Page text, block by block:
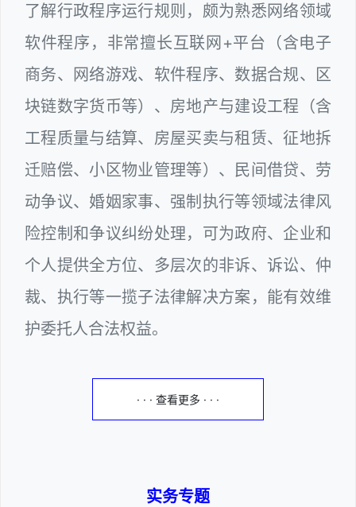
了解行政程序运行规则，颇为熟悉网络领域
软件程序，非常擅长互联网+平台（含电子
商务、网络游戏、软件程序、数据合规、区
块链数字货币等）、房地产与建设工程（含
工程质量与结算、房屋买卖与租赁、征地拆
迁赔偿、小区物业管理等）、民间借贷、劳
动争议、婚姻家事、强制执行等领域法律风
险控制和争议纠纷处理，可为政府、企业和
个人提供全方位、多层次的非诉、诉讼、仲
裁、执行等一揽子法律解决方案，能有效维
护委托人合法权益。
· · · 查看更多 · · ·
实务专题